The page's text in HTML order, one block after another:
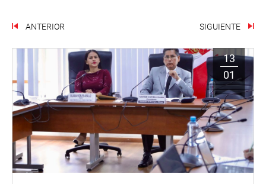
ANTERIOR SIGUIENTE
13
01